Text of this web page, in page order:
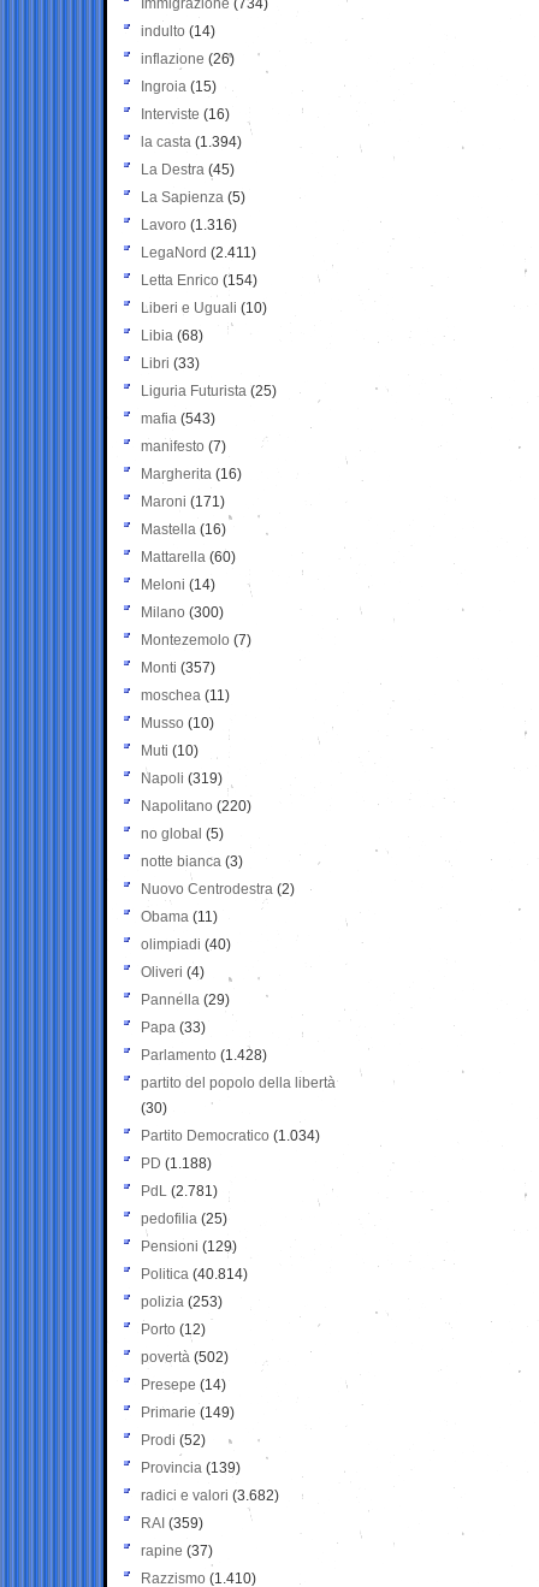
Immigrazione (734)
indulto (14)
inflazione (26)
Ingroia (15)
Interviste (16)
la casta (1.394)
La Destra (45)
La Sapienza (5)
Lavoro (1.316)
LegaNord (2.411)
Letta Enrico (154)
Liberi e Uguali (10)
Libia (68)
Libri (33)
Liguria Futurista (25)
mafia (543)
manifesto (7)
Margherita (16)
Maroni (171)
Mastella (16)
Mattarella (60)
Meloni (14)
Milano (300)
Montezemolo (7)
Monti (357)
moschea (11)
Musso (10)
Muti (10)
Napoli (319)
Napolitano (220)
no global (5)
notte bianca (3)
Nuovo Centrodestra (2)
Obama (11)
olimpiadi (40)
Oliveri (4)
Pannella (29)
Papa (33)
Parlamento (1.428)
partito del popolo della libertà
(30)
Partito Democratico (1.034)
PD (1.188)
PdL (2.781)
pedofilia (25)
Pensioni (129)
Politica (40.814)
polizia (253)
Porto (12)
povertà (502)
Presepe (14)
Primarie (149)
Prodi (52)
Provincia (139)
radici e valori (3.682)
RAI (359)
rapine (37)
Razzismo (1.410)